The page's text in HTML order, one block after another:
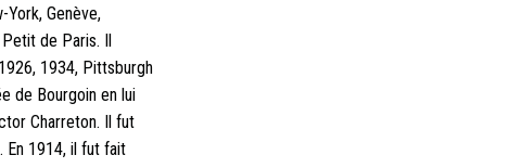
York, Genève,
de Paris. Il
1934, Pittsburgh
de Bourgoin en lui
Charreton. Il fut
En 1914, il fut fait